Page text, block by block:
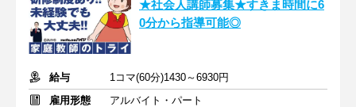
★社会人講師募集★すきま時間に6
0分から指導可能◎
給与
1コマ(60分)1430～6930円
雇用形態
アルバイト・パート